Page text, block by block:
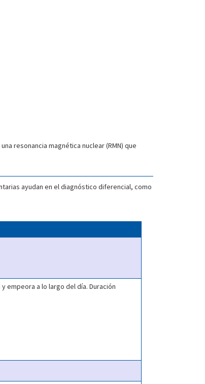
resonancia magnética nuclear (RMN) que
ayudan en el diagnóstico diferencial, como
empeora a lo largo del día. Duración